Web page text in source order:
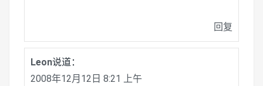
回复
Leon说道：
2008年12月12日 8:21 上午